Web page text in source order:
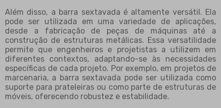
Além disso, a barra sextavada é altamente versátil. Ela
pode ser utilizada em uma variedade de aplicações,
desde a fabricação de peças de máquinas até a
construção de estruturas metálicas. Essa versatilidade
permite que engenheiros e projetistas a utilizem em
diferentes contextos, adaptando-se às necessidades
específicas de cada projeto. Por exemplo, em projetos de
marcenaria, a barra sextavada pode ser utilizada como
suporte para prateleiras ou como parte de estruturas de
móveis, oferecendo robustez e estabilidade.